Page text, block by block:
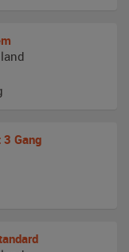
3 Gang